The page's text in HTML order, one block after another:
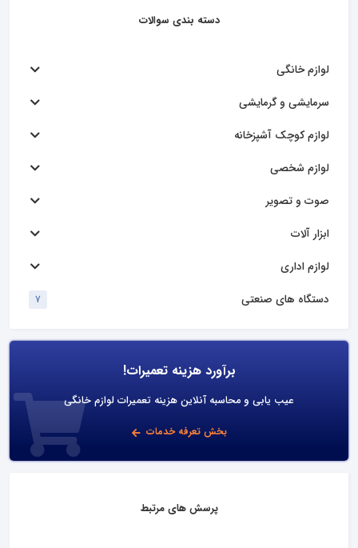
دسته بندی سوالات
لوازم خانگی
سرمایشی و گرمایشی
لوازم کوچک آشپزخانه
لوازم شخصی
صوت و تصویر
ابزار آلات
لوازم اداری
دستگاه های صنعتی
7
برآورد هزینه تعمیرات!
عیب یابی و محاسبه آنلاین هزینه تعمیرات لوازم خانگی
بخش تعرفه خدمات
پرسش های مرتبط